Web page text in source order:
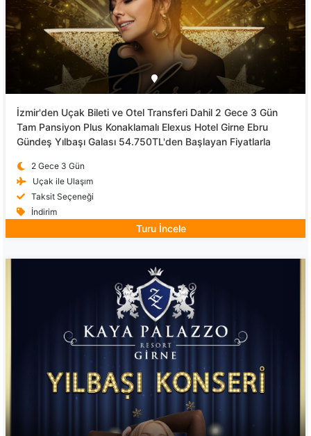
İzmir'den Uçak Bileti ve Otel Transferi Dahil 2 Gece 3 Gün
Tam Pansiyon Plus Konaklamalı Elexus Hotel Girne Ebru
Gündeş Yılbaşı Galası 54.750TL'den Başlayan Fiyatlarla
2 Gece 3 Gün
Uçak ile Ulaşım
Taksit Seçeneği
İndirim
Turu İncele